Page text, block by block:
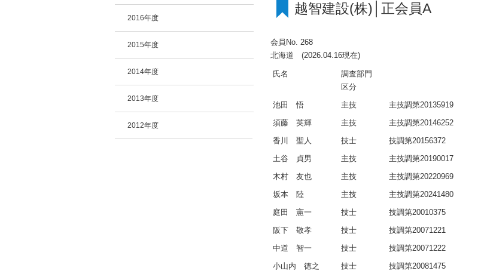
2016年度
2015年度
2014年度
2013年度
2012年度
越智建設(株)│正会員A
会員No. 268
北海道 (2026.04.16現在)
氏名
調査部門
区分
池田 悟 主技 主技調第20135919
須藤 英輝 主技 主技調第20146252
香川 聖人 技士 技調第20156372
土谷 貞男 主技 主技調第20190017
木村 友也 主技 主技調第20220969
坂本 陸 主技 主技調第20241480
庭田 憲一 技士 技調第20010375
阪下 敬孝 技士 技調第20071221
中道 智一 技士 技調第20071222
小山内 徳之 技士 技調第20081475